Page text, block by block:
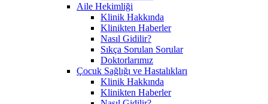
Aile Hekimliği
Klinik Hakkında
Klinikten Haberler
Nasıl Gidilir?
Sıkça Sorulan Sorular
Doktorlarımız
Çocuk Sağlığı ve Hastalıkları
Klinik Hakkında
Klinikten Haberler